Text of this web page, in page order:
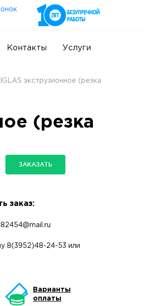
Контакты Услуги
экструзионное (резка
(резка
ЗАКАЗАТЬ
заказ:
8(3952)48-24-53 или
Варианты
оплаты